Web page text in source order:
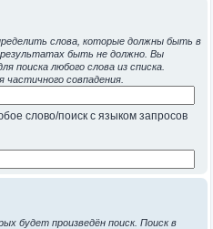
слова, которые должны быть в
быть не должно. Вы
поиска любого слова из списка.
совпадения.
слово/поиск с языком запросов
будет произведён поиск. Поиск в